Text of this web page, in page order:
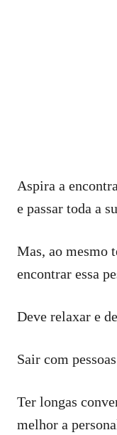
Aspira a
e passar toda a
Mas, ao mesmo
encontrar essa
Deve relaxar e
Sair com
Ter longas
melhor a